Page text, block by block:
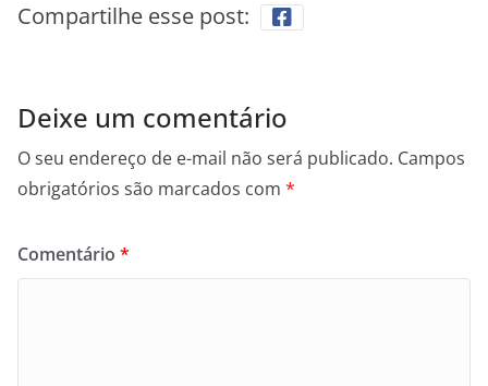
Compartilhe esse post:
Deixe um comentário
O seu endereço de e-mail não será publicado. Campos
obrigatórios são marcados com *
Comentário *